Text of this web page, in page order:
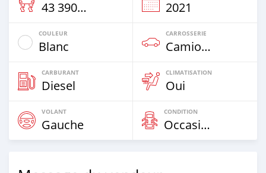
43 390 Km 2021
COULEUR
Blanc
CARROSSERIE
Camion‒Bus
CARBURANT
Diesel
CLIMATISATION
Oui
VOLANT
Gauche
CONDITION
Occasion